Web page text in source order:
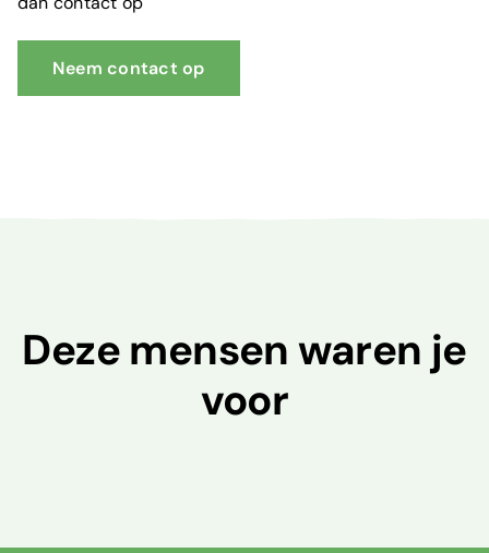
Neem contact op
Deze mensen waren je
voor